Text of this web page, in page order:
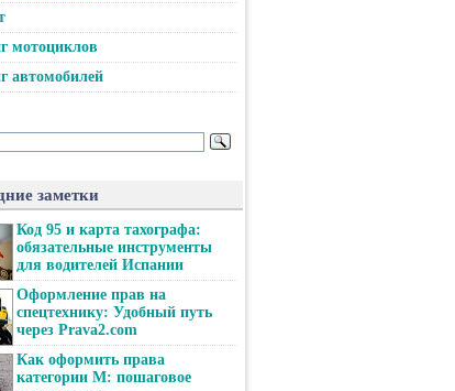
мотоциклов
автомобилей
заметки
Код 95 и карта тахографа:
обязательные инструменты
для водителей Испании
Оформление прав на
спецтехнику: Удобный путь
через Prava2.com
Как оформить права
категории М: пошаговое